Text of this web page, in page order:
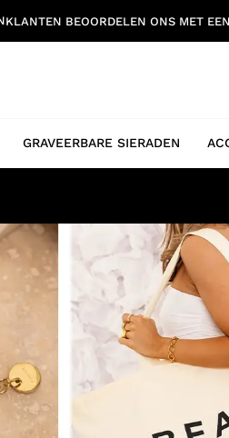
KLANTEN BEOORDELEN ONS MET EEN
GRAVEERBARE SIERADEN